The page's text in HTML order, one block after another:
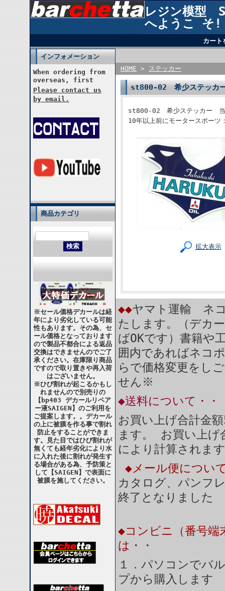
レジン模型
へようこ そ!
カート
インフォメーション
When ordering from
overseas, first
Please contact us
by email.
商品カテゴリ
※セール価格デカールは経
年により劣化している可能
性もあります。その為、セ
ール価格となっております
ので製品不都合による返品
交換はできませんのでご了
承ください。在庫限り商品
ですので取り置きや再入荷
はございません。
※ひび割れが起こるかもし
れませんので別売りの
【bp403 デカールリペア
ー液SAIGEN】のご利用を
ご提案します。。デカール
の上に被膜を作る事で割れ
防止をすることができま
す。見た目ではひび割れが
無くても経年劣化により水
に入れた後に割れが発生す
る場合がある為、予防策と
して【SAIGEN】で表面に
被膜を施してください。
HOME > ステッカー
st800-02 希少ステッカ
st800-02 希少ステッカー 当
10年以上前にモータースポーツ
拡大表示
◆◆ヤマト運輸 ネ
たします。（デカ
ばOKです）書籍や
囲内であればネコ
らで価格変更をし
せん※
◆送料について・・
お買い上げ合計金
ます。 お買い上
により計算されま
◆メール便につい
カタログ、パンフ
終了となりました
◆コンビニ（番号端
は・・
１．パソコンでバ
プから購入します